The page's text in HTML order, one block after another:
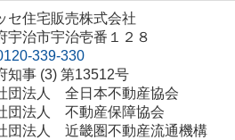
セ住宅販売株式会社
宇治市宇治壱番１２８
339-330
知事 (3) 第13512号
団法人 全日本不動産協会
団法人 不動産保障協会
団法人 近畿圏不動産流通機構